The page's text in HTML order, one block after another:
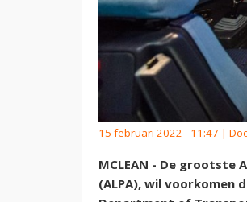
15 februari 2022 - 11:47 |
MCLEAN - De grootste
(ALPA), wil voorkomen